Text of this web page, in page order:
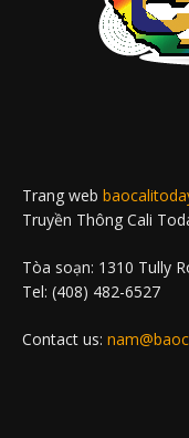
Trang web
Truyền Thông Cali
Tòa soạn: 1310 Tully
Tel: (408) 482-6527
Contact us: